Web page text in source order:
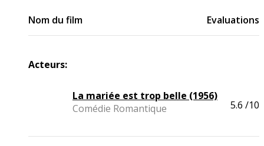
Nom du film Evaluations
Acteurs:
La mariée est trop belle (1956)
Comédie Romantique
5.6 /10